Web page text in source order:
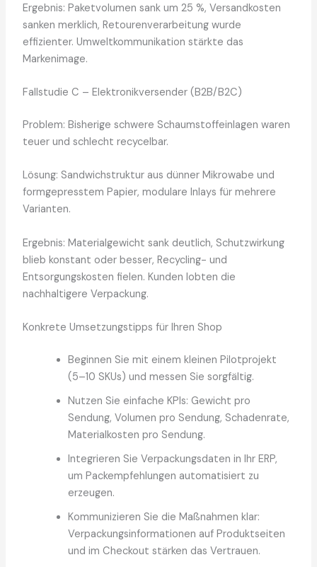
Ergebnis: Paketvolumen sank um 25 %, Versandkosten
sanken merklich, Retourenverarbeitung wurde
effizienter. Umweltkommunikation stärkte das
Markenimage.
Fallstudie C – Elektronikversender (B2B/B2C)
Problem: Bisherige schwere Schaumstoffeinlagen waren
teuer und schlecht recycelbar.
Lösung: Sandwichstruktur aus dünner Mikrowabe und
formgepresstem Papier, modulare Inlays für mehrere
Varianten.
Ergebnis: Materialgewicht sank deutlich, Schutzwirkung
blieb konstant oder besser, Recycling- und
Entsorgungskosten fielen. Kunden lobten die
nachhaltigere Verpackung.
Konkrete Umsetzungstipps für Ihren Shop
Beginnen Sie mit einem kleinen Pilotprojekt
(5–10 SKUs) und messen Sie sorgfältig.
Nutzen Sie einfache KPIs: Gewicht pro
Sendung, Volumen pro Sendung, Schadenrate,
Materialkosten pro Sendung.
Integrieren Sie Verpackungsdaten in Ihr ERP,
um Packempfehlungen automatisiert zu
erzeugen.
Kommunizieren Sie die Maßnahmen klar:
Verpackungsinformationen auf Produktseiten
und im Checkout stärken das Vertrauen.